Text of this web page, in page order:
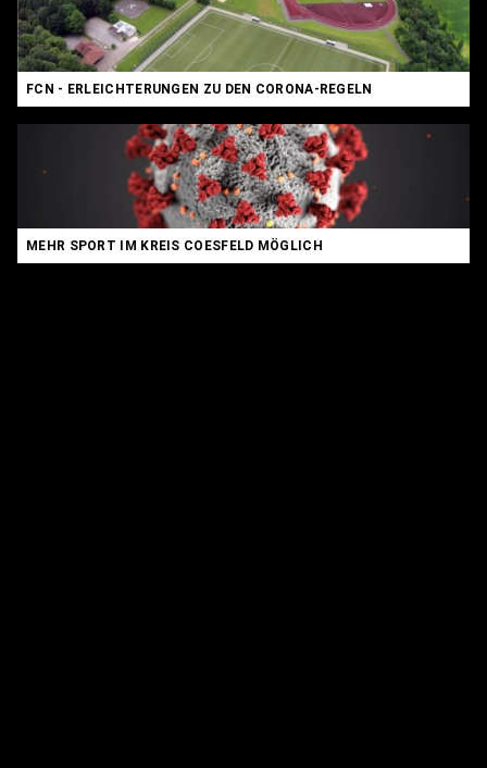
FCN - ERLEICHTERUNGEN ZU DEN CORONA-REGELN
MEHR SPORT IM KREIS COESFELD MÖGLICH